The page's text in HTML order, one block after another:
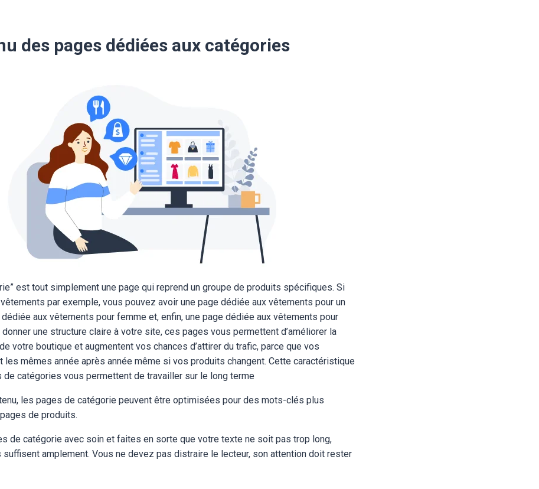
des pages dédiées aux catégories
est tout simplement une page qui reprend un groupe de produits spécifiques. Si
par exemple, vous pouvez avoir une page dédiée aux vêtements pour un
dédiée aux vêtements pour femme et, enfin, une page dédiée aux vêtements pour
une structure claire à votre site, ces pages vous permettent d’améliorer la
votre boutique et augmentent vos chances d’attirer du trafic, parce que vos
les mêmes année après année même si vos produits changent. Cette caractéristique
catégories vous permettent de travailler sur le long terme
les pages de catégorie peuvent être optimisées pour des mots-clés plus
de produits.
de catégorie avec soin et faites en sorte que votre texte ne soit pas trop long,
amplement. Vous ne devez pas distraire le lecteur, son attention doit rester